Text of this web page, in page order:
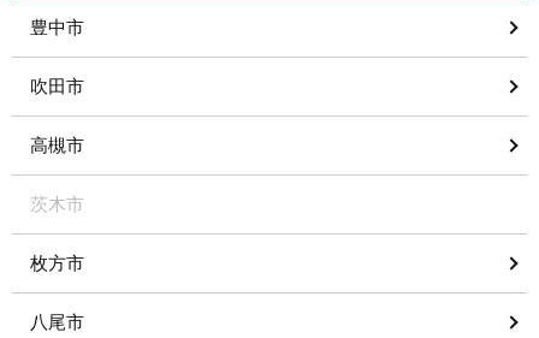
豊中市
吹田市
高槻市
茨木市
枚方市
八尾市